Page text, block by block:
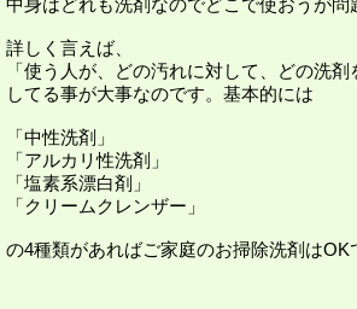
詳しく言えば、
「使う人が、どの汚れに対して、どの洗
してる事が大事なのです。基本的には
「中性洗剤」
「アルカリ性洗剤」
「塩素系漂白剤」
「クリームクレンザー」
の4種類があればご家庭のお掃除洗剤はOK